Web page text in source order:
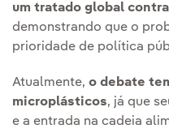
um tratado global
demonstrando que o
prioridade de política
Atualmente, o debate
microplásticos, já que
e a entrada na cadeia